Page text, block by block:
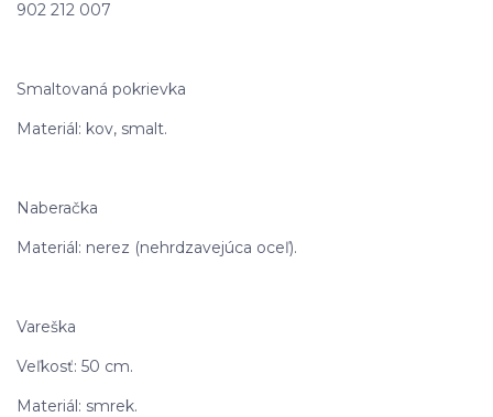
902 212 007
Smaltovaná pokrievka
Materiál: kov, smalt.
Naberačka
Materiál: nerez (nehrdzavejúca oceľ).
Vareška
Veľkosť: 50 cm.
Materiál: smrek.